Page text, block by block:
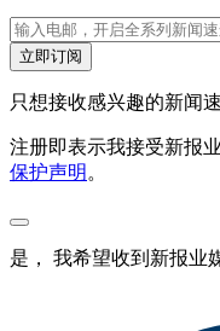
立即订阅
只想接收感兴趣的新闻
注册即表示我接受新报
保护声明 。
是， 我希望收到新报业